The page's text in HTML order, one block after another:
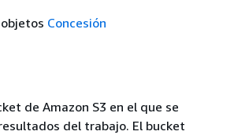
Concesión
de Amazon S3 en el que se
del trabajo. El bucket